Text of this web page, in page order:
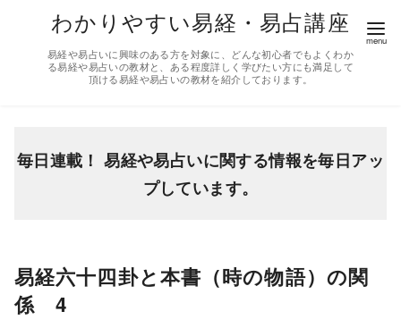
わかりやすい易経・易占講座
易経や易占いに興味のある方を対象に、どんな初心者でもよくわか
る易経や易占いの教材と、ある程度詳しく学びたい方にも満足して
頂ける易経や易占いの教材を紹介しております。
毎日連載！ 易経や易占いに関する情報を毎日アッ
プしています。
易経六十四卦と本書（時の物語）の関
係 4